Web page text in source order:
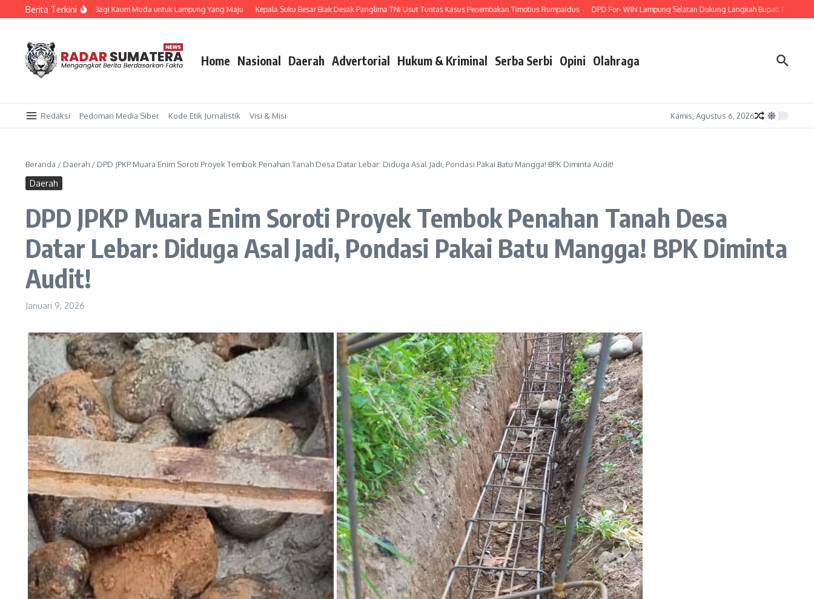
Lewati ke konten
Berita Terkini
taruna Kendaraan Bagi Kaum Muda untuk Lampung Yang Maju Kepala Suku Besar Biak Desak Panglima TNI Usut Tuntas Kasus Penembakan Timotius Rumpaidus DPD For- WIN Lampung Selatan Dukung Langkah Bupati Egi Lantik
Home Nasional Daerah Advertorial Hukum & Kriminal Serba Serbi Opini Olahraga
Redaksi Pedoman Media Siber Kode Etik Jurnalistik Visi & Misi Kamis, Agustus 6, 2026
Beranda / Daerah / DPD JPKP Muara Enim Soroti Proyek Tembok Penahan Tanah Desa Datar Lebar: Diduga Asal Jadi, Pondasi Pakai Batu Mangga! BPK Diminta Audit!
Daerah
DPD JPKP Muara Enim Soroti Proyek Tembok Penahan Tanah Desa
Datar Lebar: Diduga Asal Jadi, Pondasi Pakai Batu Mangga! BPK Diminta
Audit!
Januari 9, 2026